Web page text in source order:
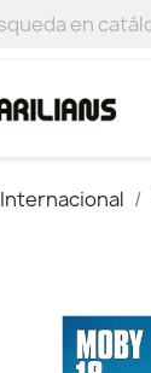
Internacional